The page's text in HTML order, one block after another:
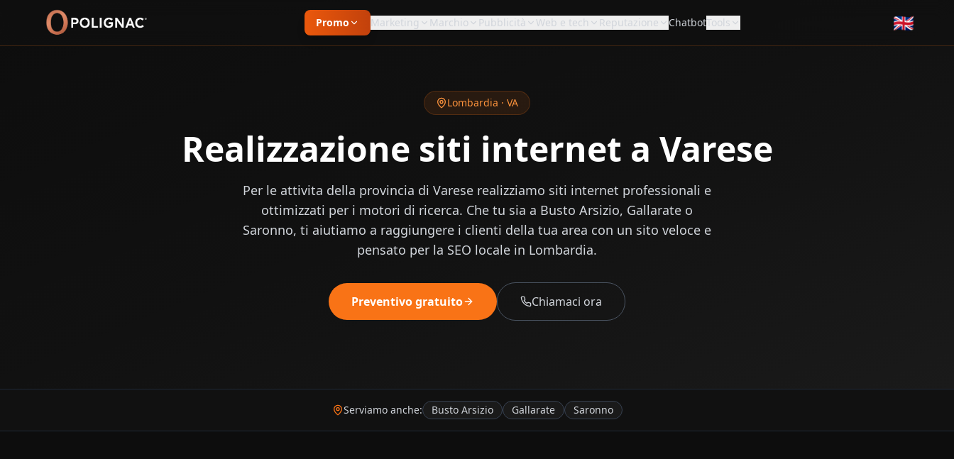
Promo Marketing Marchio Pubblicità Web e tech Reputazione ChatbotTools 🇬🇧
Lombardia · VA
Realizzazione siti internet a Varese
Per le attivita della provincia di Varese realizziamo siti internet professionali e
ottimizzati per i motori di ricerca. Che tu sia a Busto Arsizio, Gallarate o
Saronno, ti aiutiamo a raggiungere i clienti della tua area con un sito veloce e
pensato per la SEO locale in Lombardia.
Preventivo gratuito Chiamaci ora
Serviamo anche: Busto Arsizio Gallarate Saronno